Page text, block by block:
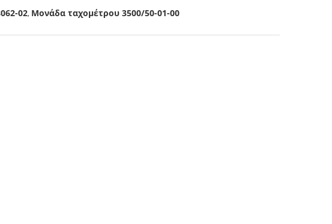
02, Μονάδα ταχομέτρου 3500/50-01-00